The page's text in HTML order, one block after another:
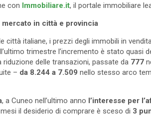
con Immobiliare.it, il portale immobiliare
in città e provincia
città italiane, i prezzi degli immobili in
trimestre l’incremento è stato quasi
delle transazioni, passate da 777
– da 8.244 a 7.509 nello stesso arco
, a Cuneo nell’ultimo anno l’interesse per
mesi il desiderio di comprare è sceso di 3